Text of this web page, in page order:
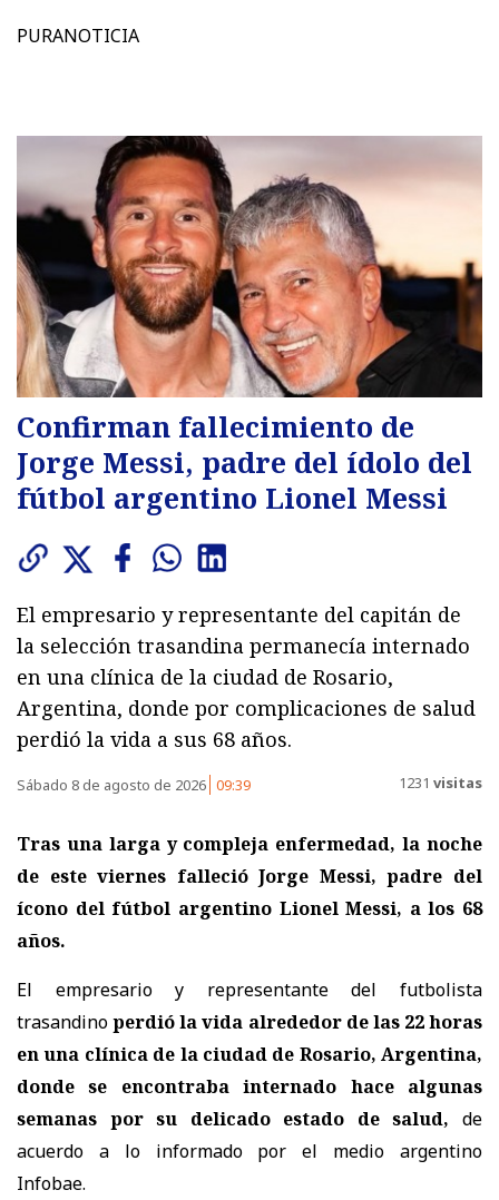
PURANOTICIA
Confirman fallecimiento de
Jorge Messi, padre del ídolo del
fútbol argentino Lionel Messi
El empresario y representante del capitán de
la selección trasandina permanecía internado
en una clínica de la ciudad de Rosario,
Argentina, donde por complicaciones de salud
perdió la vida a sus 68 años.
Sábado 8 de agosto de 2026 09:39 1231 visitas
Tras una larga y compleja enfermedad, la noche
de este viernes falleció Jorge Messi, padre del
ícono del fútbol argentino Lionel Messi, a los 68
años.
El empresario y representante del futbolista
trasandinoperdió la vida alrededor de las 22 horas
en una clínica de la ciudad de Rosario, Argentina,
donde se encontraba internado hace algunas
semanas por su delicado estado de salud, de
acuerdo a lo informado por el medio argentino
Infobae.